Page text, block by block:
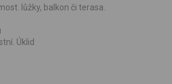
lůžky, balkon či terasa.
Úklid